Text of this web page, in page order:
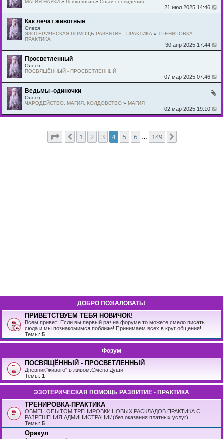
МАГИЯ НАУКИ » Психология » Сны и сновидения
21 июл 2025 14:46
Как лечат животные
Олеся
ЭЗОТЕРИЧЕСКАЯ ПОМОЩЬ РАЗВИТИЕ - ПРАКТИКА » ТРЕНИРОВКА-
ПРАКТИКА
30 апр 2025 17:44
Просветленный
Олеся
ПОСВЯЩЁННЫЙ - ПРОСВЕТЛЕННЫЙ
07 мар 2025 07:46
Ведьмы -одиночки
Олеся
ЧАРОДЕЙСТВО, МАГИЯ, КОЛДОВСТВО » МАГИЯ
02 мар 2025 19:10
Страница4 из 149
Пред.
1 2 3 4 5 6 149
ДОБРО ПОЖАЛОВАТЬ!
ПРИВЕТСТВУЕМ ТЕБЯ НОВИЧОК!
Всем привет! Если вы первый раз на форуме то можете смело писать
сюда и мы познакомимся поближе! Принимаем всех в круг общения!
Темы: 5
Форум
ПОСВЯЩЁННЫЙ - ПРОСВЕТЛЕННЫЙ
Дневник"живого" в живом.Смена Души
Темы: 1
ЭЗОТЕРИЧЕСКАЯ ПОМОЩЬ РАЗВИТИЕ - ПРАКТИКА
ТРЕНИРОВКА-ПРАКТИКА
ОБМЕН ОПЫТОМ.ТРЕНИРОВКИ НОВЫХ РАСКЛАДОВ.ПРАКТИКА С
РАЗРЕШЕНИЯ АДМИНИСТРАЦИИ(без оказания платных услуг)
Темы: 5
Оракул